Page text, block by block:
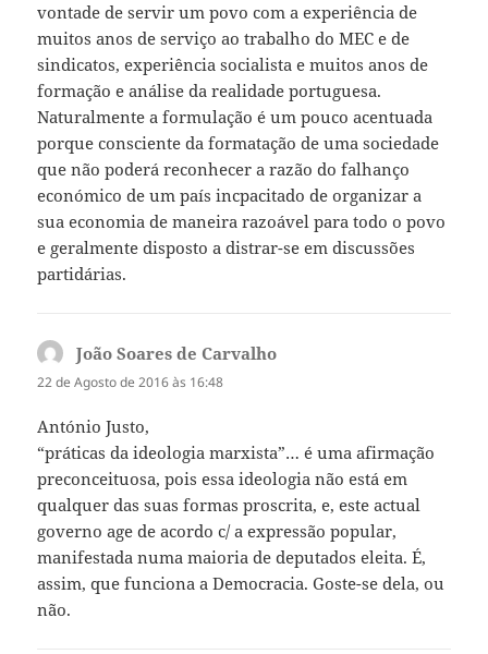
vontade de servir um povo com a experiência de
muitos anos de serviço ao trabalho do MEC e de
sindicatos, experiência socialista e muitos anos de
formação e análise da realidade portuguesa.
Naturalmente a formulação é um pouco acentuada
porque consciente da formatação de uma sociedade
que não poderá reconhecer a razão do falhanço
económico de um país incpacitado de organizar a
sua economia de maneira razoável para todo o povo
e geralmente disposto a distrar-se em discussões
partidárias.
João Soares de Carvalho
22 de Agosto de 2016 às 16:48
António Justo,
“práticas da ideologia marxista”… é uma afirmação
preconceituosa, pois essa ideologia não está em
qualquer das suas formas proscrita, e, este actual
governo age de acordo c/ a expressão popular,
manifestada numa maioria de deputados eleita. É,
assim, que funciona a Democracia. Goste-se dela, ou
não.